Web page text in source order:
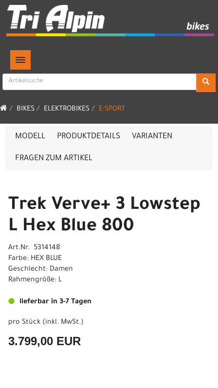
TOGGLE NAVIGATION
BIKES ELEKTROBIKES E-SPORT
MODELL PRODUKTDETAILS VARIANTEN
FRAGEN ZUM ARTIKEL
Trek Verve+ 3 Lowstep
L Hex Blue 800
Art.Nr. 5314148
Farbe: HEX BLUE
Geschlecht: Damen
Rahmengröße: L
lieferbar in 3-7 Tagen
pro Stück (inkl. MwSt.)
3.799,00 EUR